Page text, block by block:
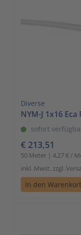
Diverse
NYM-J 1x16
sofort
€ 213,51
50 Meter | 4,27 € /
inkl. Mwst. zzgl.
In den